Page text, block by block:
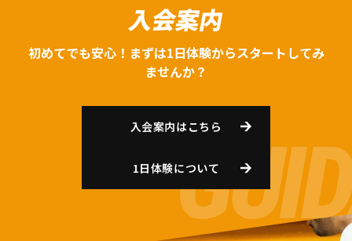
入会案内
初めてでも安心！まずは1日体験からスタートしてみ
ませんか？
入会案内はこちら
1日体験について